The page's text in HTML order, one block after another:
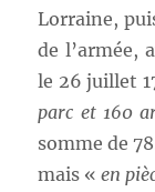
Lorraine,
de l’armée,
le 26 juillet
parc et 160
somme de
mais «en